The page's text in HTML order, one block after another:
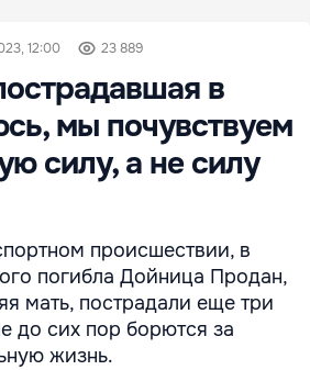
12:00 23 889
в
мы почувствуем
силу, а не силу
происшествии, в
погибла Дойница Продан,
мать, пострадали еще три
до сих пор борются за
жизнь.